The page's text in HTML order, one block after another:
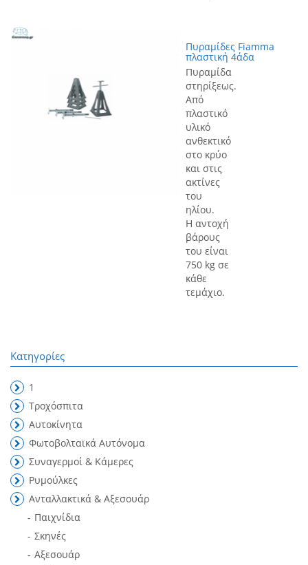
Πυραμίδες Fiamma
πλαστική 4άδα
Πυραμίδα
στηρίξεως.
Από
πλαστικό
υλικό
ανθεκτικό
στο κρύο
και στις
ακτίνες
του
ηλίου.
Η αντοχή
βάρους
του είναι
750 kg σε
κάθε
τεμάχιο.
Κατηγορίες
1
Τροχόσπιτα
Αυτοκίνητα
Φωτοβολταϊκά Αυτόνομα
Συναγερμοί & Κάμερες
Ρυμούλκες
Ανταλλακτικά & Αξεσουάρ
Παιχνίδια
Σκηνές
Αξεσουάρ